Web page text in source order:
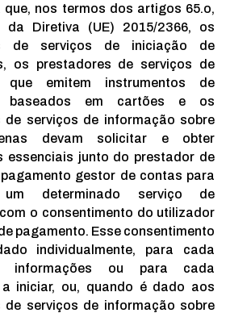
que, nos termos dos artigos 65.o,
da Diretiva (UE) 2015/2366, os
de serviços de iniciação de
os prestadores de serviços de
que emitem instrumentos de
baseados em cartões e os
de serviços de informação sobre
devam solicitar e obter
essenciais junto do prestador de
gestor de contas para
um determinado serviço de
o consentimento do utilizador
pagamento. Esse consentimento
individualmente, para cada
informações ou para cada
a iniciar, ou, quando é dado aos
de serviços de informação sobre